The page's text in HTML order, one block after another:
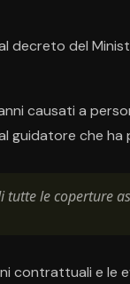
decreto del
causati a
guidatore che ha
tutte le coperture
contrattuali e le